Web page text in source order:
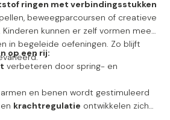
ringen met verbindingsstukken
beweegparcoursen of creatieve
kunnen er zelf vormen mee
in begeleide oefeningen. Zo blijft
op een rij:
verbeteren door spring- en
en benen wordt gestimuleerd
en krachtregulatie ontwikkelen zich